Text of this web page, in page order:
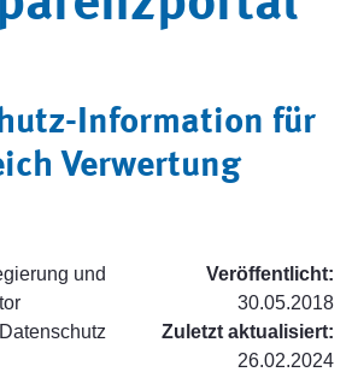
Information für
Verwertung
und
Datenschutz
Veröffentlicht:
30.05.2018
Zuletzt aktualisiert:
26.02.2024